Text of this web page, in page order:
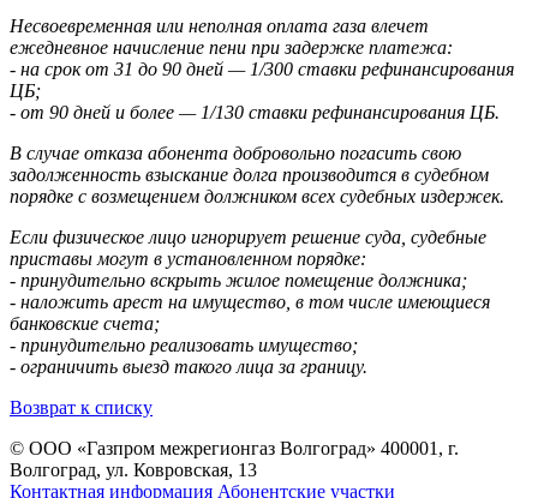
Несвоевременная или неполная оплата газа влечет
ежедневное начисление пени при задержке платежа:
- на срок от 31 до 90 дней — 1/300 ставки рефинансирования
ЦБ;
- от 90 дней и более — 1/130 ставки рефинансирования ЦБ.
В случае отказа абонента добровольно погасить свою
задолженность взыскание долга производится в судебном
порядке с возмещением должником всех судебных издержек.
Если физическое лицо игнорирует решение суда, судебные
приставы могут в установленном порядке:
- принудительно вскрыть жилое помещение должника;
- наложить арест на имущество, в том числе имеющиеся
банковские счета;
- принудительно реализовать имущество;
- ограничить выезд такого лица за границу.
Возврат к списку
© ООО «Газпром межрегионгаз Волгоград» 400001, г.
Волгоград, ул. Ковровская, 13
Контактная информация Абонентские участки